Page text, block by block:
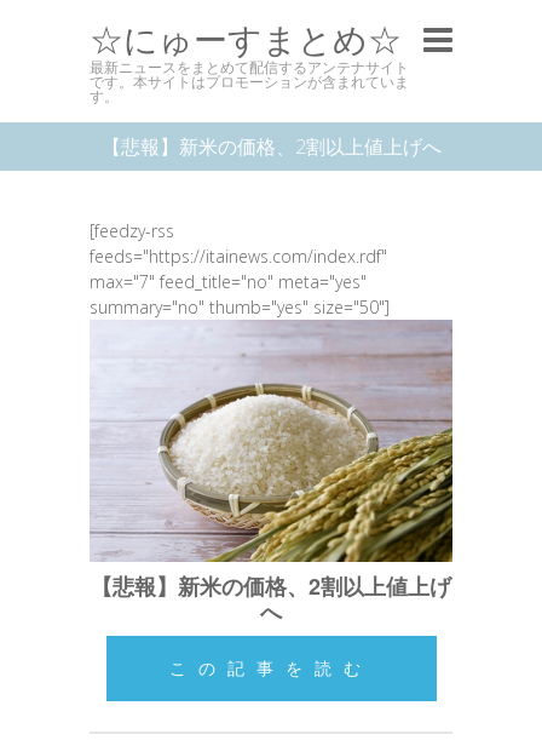
☆にゅーすまとめ☆
最新ニュースをまとめて配信するアンテナサイト
です。本サイトはプロモーションが含まれていま
す。
【悲報】新米の価格、2割以上値上げへ
[feedzy-rss
feeds="https://itainews.com/index.rdf"
max="7" feed_title="no" meta="yes"
summary="no" thumb="yes" size="50"]
【悲報】新米の価格、2割以上値上げ
へ
この記事を読む